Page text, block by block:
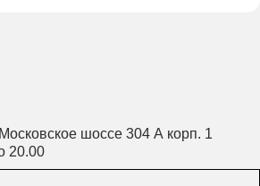
шоссе 304 А корп. 1
20.00